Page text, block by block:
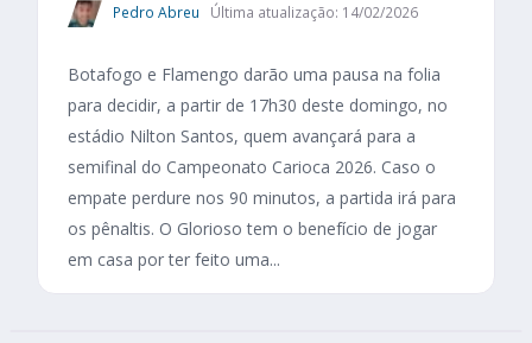
Pedro Abreu Última atualização: 14/02/2026
Botafogo e Flamengo darão uma pausa na folia
para decidir, a partir de 17h30 deste domingo, no
estádio Nilton Santos, quem avançará para a
semifinal do Campeonato Carioca 2026. Caso o
empate perdure nos 90 minutos, a partida irá para
os pênaltis. O Glorioso tem o benefício de jogar
em casa por ter feito uma...